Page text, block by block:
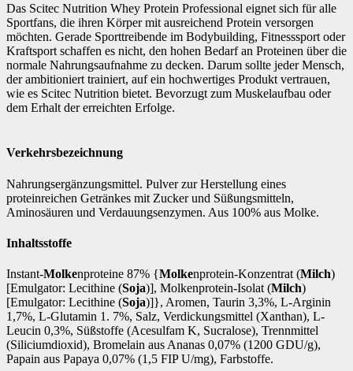
Das Scitec Nutrition Whey Protein Professional eignet sich für alle
Sportfans, die ihren Körper mit ausreichend Protein versorgen
möchten. Gerade Sporttreibende im Bodybuilding, Fitnesssport oder
Kraftsport schaffen es nicht, den hohen Bedarf an Proteinen über die
normale Nahrungsaufnahme zu decken. Darum sollte jeder Mensch,
der ambitioniert trainiert, auf ein hochwertiges Produkt vertrauen,
wie es Scitec Nutrition bietet. Bevorzugt zum Muskelaufbau oder
dem Erhalt der erreichten Erfolge.
Verkehrsbezeichnung
Nahrungsergänzungsmittel. Pulver zur Herstellung eines
proteinreichen Getränkes mit Zucker und Süßungsmitteln,
Aminosäuren und Verdauungsenzymen. Aus 100% aus Molke.
Inhaltsstoffe
Instant-Molkenproteine 87% {Molkenprotein-Konzentrat (Milch)
[Emulgator: Lecithine (Soja)], Molkenprotein-Isolat (Milch)
[Emulgator: Lecithine (Soja)]}, Aromen, Taurin 3,3%, L-Arginin
1,7%, L-Glutamin 1. 7%, Salz, Verdickungsmittel (Xanthan), L-
Leucin 0,3%, Süßstoffe (Acesulfam K, Sucralose), Trennmittel
(Siliciumdioxid), Bromelain aus Ananas 0,07% (1200 GDU/g),
Papain aus Papaya 0,07% (1,5 FIP U/mg), Farbstoffe.